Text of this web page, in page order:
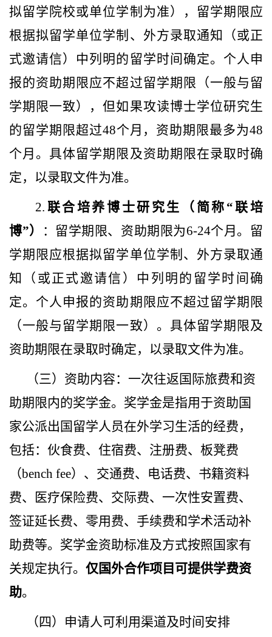
拟留学院校或单位学制为准），留学期限应
根据拟留学单位学制、外方录取通知（或正
式邀请信）中列明的留学时间确定。个人申
报的资助期限应不超过留学期限（一般与留
学期限一致），但如果攻读博士学位研究生
的留学期限超过48个月，资助期限最多为48
个月。具体留学期限及资助期限在录取时确
定，以录取文件为准。
2. 联合培养博士研究生（简称“联培
博”）
：留学期限、资助期限为6-24个月。留
学期限应根据拟留学单位学制、外方录取通
知（或正式邀请信）中列明的留学时间确
定。个人申报的资助期限应不超过留学期限
（一般与留学期限一致）。具体留学期限及
资助期限在录取时确定，以录取文件为准。
（三） 资助内容： 一次往返国际旅费和资
助期限内的奖学金。奖学金是指用于资助国
家公派出国留学人员在外学习生活的经费，
包括：伙食费、住宿费、注册费、板凳费
（bench fee）、交通费、电话费、书籍资料
费、医疗保险费、交际费、一次性安置费、
签证延长费、零用费、手续费和学术活动补
助费等。奖学金资助标准及方式按照国家有
关规定执行。 仅国外合作项目可提供学费资
助。
（四） 申请人可利用渠道及时间安排